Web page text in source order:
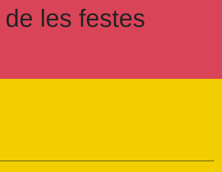
les festes